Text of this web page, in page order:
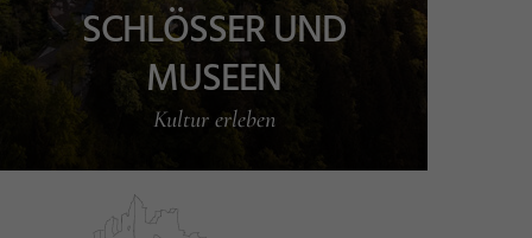
SCHLÖSSER UND
MUSEEN
Kultur erleben